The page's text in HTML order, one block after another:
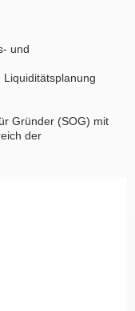
und
Gründer (SOG) mit
der